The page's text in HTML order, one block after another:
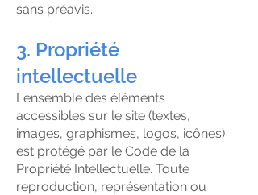
sans préavis.
3. Propriété
intellectuelle
L'ensemble des éléments
accessibles sur le site (textes,
images, graphismes, logos, icônes)
est protégé par le Code de la
Propriété Intellectuelle. Toute
reproduction, représentation ou